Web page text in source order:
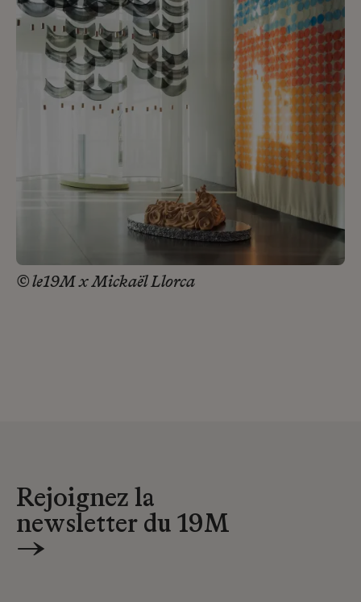
© le19M x Mickaël Llorca
Rejoignez la
newsletter du 19M
→